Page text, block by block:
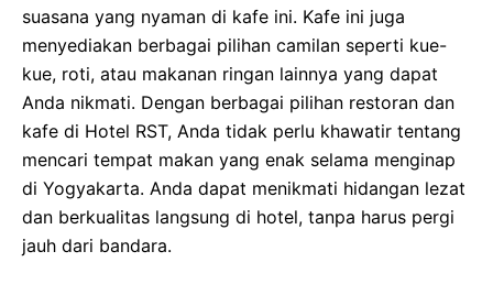
suasana yang nyaman di kafe ini. Kafe ini juga
menyediakan berbagai pilihan camilan seperti kue-
kue, roti, atau makanan ringan lainnya yang dapat
Anda nikmati. Dengan berbagai pilihan restoran dan
kafe di Hotel RST, Anda tidak perlu khawatir tentang
mencari tempat makan yang enak selama menginap
di Yogyakarta. Anda dapat menikmati hidangan lezat
dan berkualitas langsung di hotel, tanpa harus pergi
jauh dari bandara.